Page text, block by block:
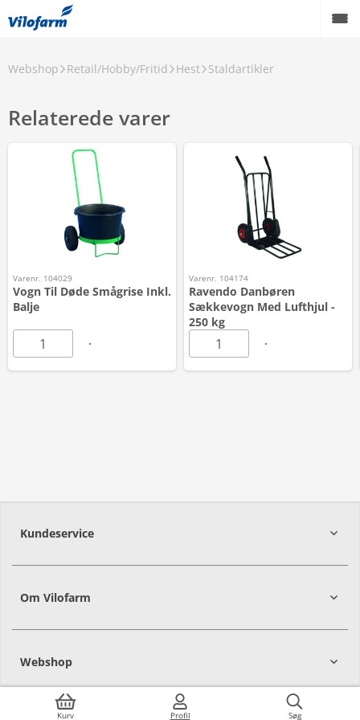
Kurv Profil Søg
Webshop Retail/Hobby/Fritid Hest Staldartikler
Relaterede varer
Varenr. 104029
Vogn Til Døde Smågrise Inkl.
Balje
Varenr. 104174
Ravendo Danbøren
Sækkevogn Med Lufthjul -
250 kg
Kundeservice
Om Vilofarm
Webshop